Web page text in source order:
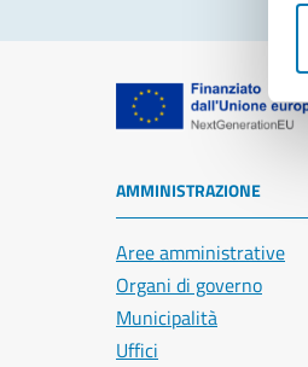
AMMINISTRAZIONE
Aree amministrative
Organi di governo
Municipalità
Uffici